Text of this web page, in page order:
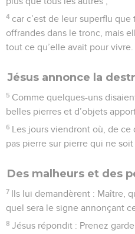
4 car c’est de leur superflu
offrandes dans le tronc, mais
tout ce qu’elle avait pour vivre.
Jésus annonce la
5 Comme quelques-uns
belles pierres et d’objets
6 Les jours viendront où, de
pas pierre sur pierre qui ne soit
Des malheurs et des
7 Ils lui demandèrent : Maître,
quel sera le signe annonçant
8 Jésus répondit : Prenez